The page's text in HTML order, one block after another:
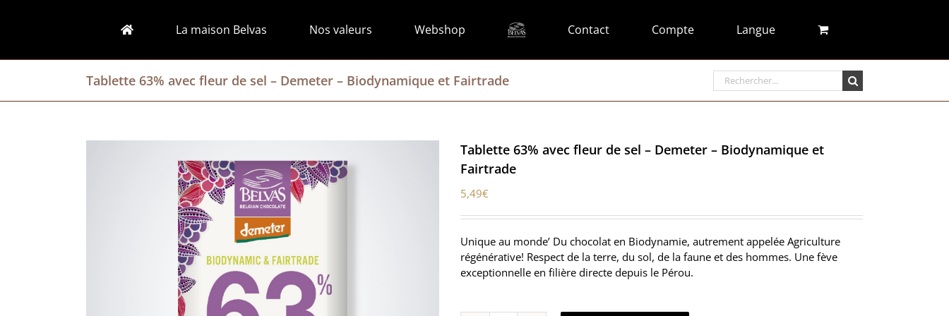
La maison Belvas Nos valeurs Webshop Contact Compte Langue
Tablette 63% avec fleur de sel – Demeter – Biodynamique et Fairtrade Rechercher:
Tablette 63% avec fleur de sel – Demeter – Biodynamique et
Fairtrade
5,49€
Unique au monde’ Du chocolat en Biodynamie, autrement appelée Agriculture
régénérative! Respect de la terre, du sol, de la faune et des hommes. Une fève
exceptionnelle en filière directe depuis le Pérou.